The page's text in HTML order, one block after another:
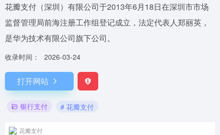
花瓣支付（深圳）有限公司于2013年6月18日在深圳市市场
监督管理局前海注册工作组登记成立，法定代表人郑丽英，
是华为技术有限公司旗下公司。
收录时间： 2026-03-24
打开网站
银行支付 # 花瓣支付
花瓣支付